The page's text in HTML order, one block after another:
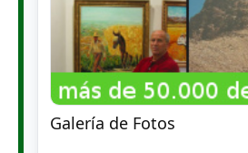
Galería de Fotos